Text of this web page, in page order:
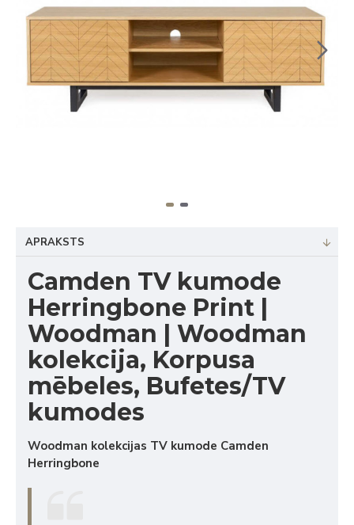
APRAKSTS
Camden TV kumode
Herringbone Print |
Woodman | Woodman
kolekcija, Korpusa
mēbeles, Bufetes/TV
kumodes
Woodman kolekcijas TV kumode Camden
Herringbone